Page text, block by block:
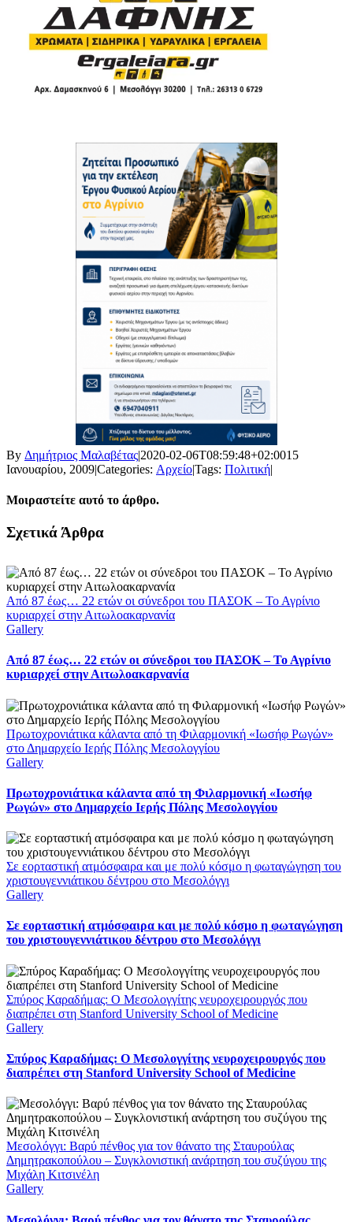
By Δημήτριος Μαλαβέτας|2020-02-06T08:59:48+02:0015
Ιανουαρίου, 2009|Categories: Αρχείο|Tags: Πολιτική|
Μοιραστείτε αυτό το άρθρο.
Facebook
X
LinkedIn
WhatsApp
Email
Σχετικά Άρθρα
Από 87 έως… 22 ετών οι σύνεδροι του ΠΑΣΟΚ – Το Αγρίνιο
κυριαρχεί στην Αιτωλοακαρνανία
Gallery
Από 87 έως… 22 ετών οι σύνεδροι του ΠΑΣΟΚ – Το Αγρίνιο
κυριαρχεί στην Αιτωλοακαρνανία
Πρωτοχρονιάτικα κάλαντα από τη Φιλαρμονική «Ιωσήφ Ρωγών»
στο Δημαρχείο Ιερής Πόλης Μεσολογγίου
Gallery
Πρωτοχρονιάτικα κάλαντα από τη Φιλαρμονική «Ιωσήφ
Ρωγών» στο Δημαρχείο Ιερής Πόλης Μεσολογγίου
Σε εορταστική ατμόσφαιρα και με πολύ κόσμο η φωταγώγηση του
χριστουγεννιάτικου δέντρου στο Μεσολόγγι
Gallery
Σε εορταστική ατμόσφαιρα και με πολύ κόσμο η φωταγώγηση
του χριστουγεννιάτικου δέντρου στο Μεσολόγγι
Σπύρος Καραδήμας: Ο Μεσολογγίτης νευροχειρουργός που
διαπρέπει στη Stanford University School of Medicine
Gallery
Σπύρος Καραδήμας: Ο Μεσολογγίτης νευροχειρουργός που
διαπρέπει στη Stanford University School of Medicine
Μεσολόγγι: Βαρύ πένθος για τον θάνατο της Σταυρούλας
Δημητρακοπούλου – Συγκλονιστική ανάρτηση του συζύγου της
Μιχάλη Κιτσινέλη
Gallery